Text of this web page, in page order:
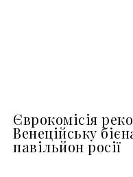
Єврокомісія
Венеційську
павільйон росії